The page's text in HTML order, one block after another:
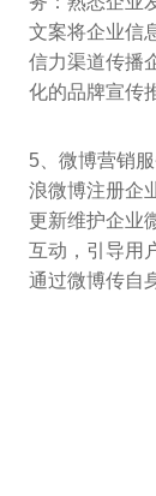
文案将企业信
信力渠道传播
化的品牌宣传
5、微博营销
浪微博注册企
更新维护企业
互动，引导用
通过微博传自